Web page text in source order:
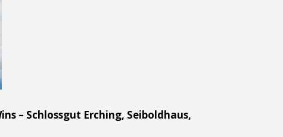
– Schlossgut Erching, Seiboldhaus,